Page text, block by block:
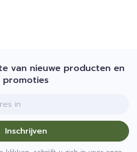
van nieuwe producten en
promoties
Inschrijven